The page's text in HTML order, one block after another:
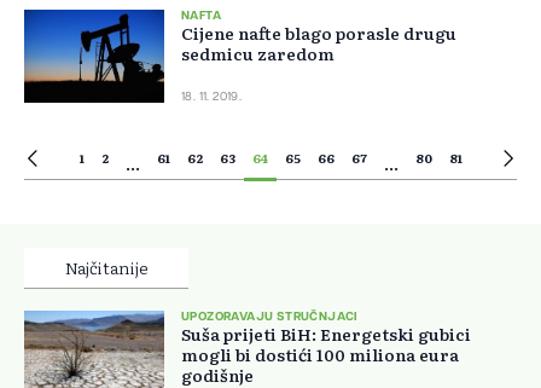
NAFTA
Cijene nafte blago porasle drugu
sedmicu zaredom
18. 11. 2019.
1 2 ... 61 62 63 64 65 66 67 ... 80 81
Najčitanije
UPOZORAVAJU STRUČNJACI
Suša prijeti BiH: Energetski gubici
mogli bi dostići 100 miliona eura
godišnje